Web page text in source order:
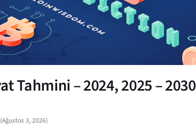
Tahmini – 2024, 2025 – 2030
(Ağustos 3, 2026)